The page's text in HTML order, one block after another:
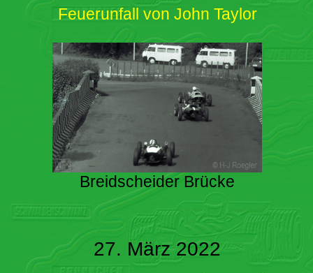
Feuerunfall von John Taylor
Breidscheider Brücke
27. März 2022